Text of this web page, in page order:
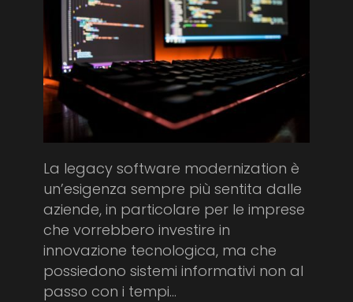
La legacy software modernization è
un’esigenza sempre più sentita dalle
aziende, in particolare per le imprese
che vorrebbero investire in
innovazione tecnologica, ma che
possiedono sistemi informativi non al
passo con i tempi...